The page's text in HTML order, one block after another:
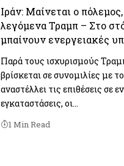
Ιράν: Μαίνεται ο
λεγόμενα Τραμπ – Στο
μπαίνουν ενεργειακές
Παρά τους ισχυρισμούς
βρίσκεται σε συνομιλίες με
αναστέλλει τις επιθέσεις σε
εγκαταστάσεις, οι…
1 Min Read